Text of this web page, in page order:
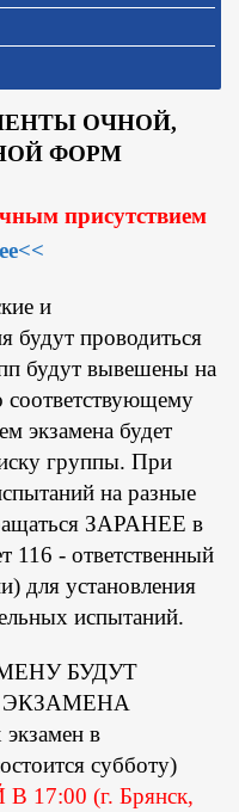
ОЧНОЙ,
ФОРМ
присутствием
и
будут проводиться
будут вывешены на
соответствующему
экзамена будет
группы. При
на разные
ЗАРАНЕЕ в
116 - ответственный
для установления
испытаний.
БУДУТ
ЭКЗАМЕНА
в
субботу)
(г. Брянск,